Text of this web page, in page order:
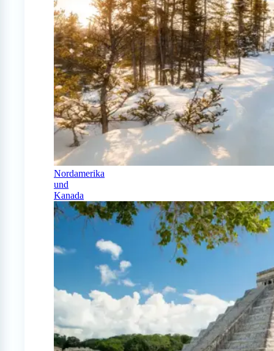
Nordamerika
und
Kanada